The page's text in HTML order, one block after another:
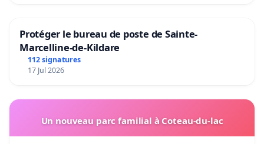
Protéger le bureau de poste de Sainte-
Marcelline-de-Kildare
112 signatures
17 Jul 2026
Un nouveau parc familial à Coteau-du-lac